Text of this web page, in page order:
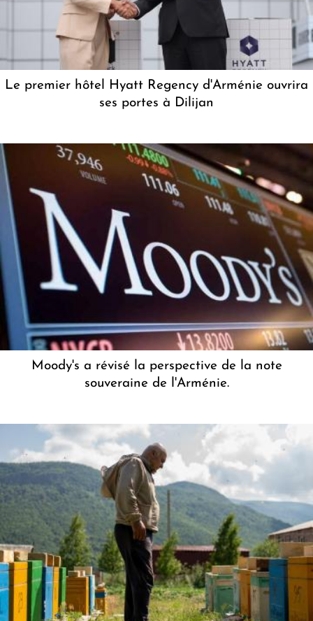
Le premier hôtel Hyatt Regency d'Arménie ouvrira
ses portes à Dilijan
Moody's a révisé la perspective de la note
souveraine de l'Arménie.